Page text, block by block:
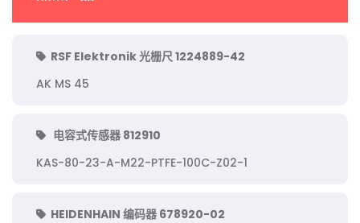
RSF Elektronik 光栅尺 1224889-42
AK MS 45
电容式传感器 812910
KAS-80-23-A-M22-PTFE-100C-Z02-1
HEIDENHAIN 编码器 678920-02